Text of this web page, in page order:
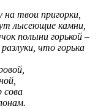
на твои пригорки,
лысеющие камни,
полыни горькой –
разлуки, что горька
сова